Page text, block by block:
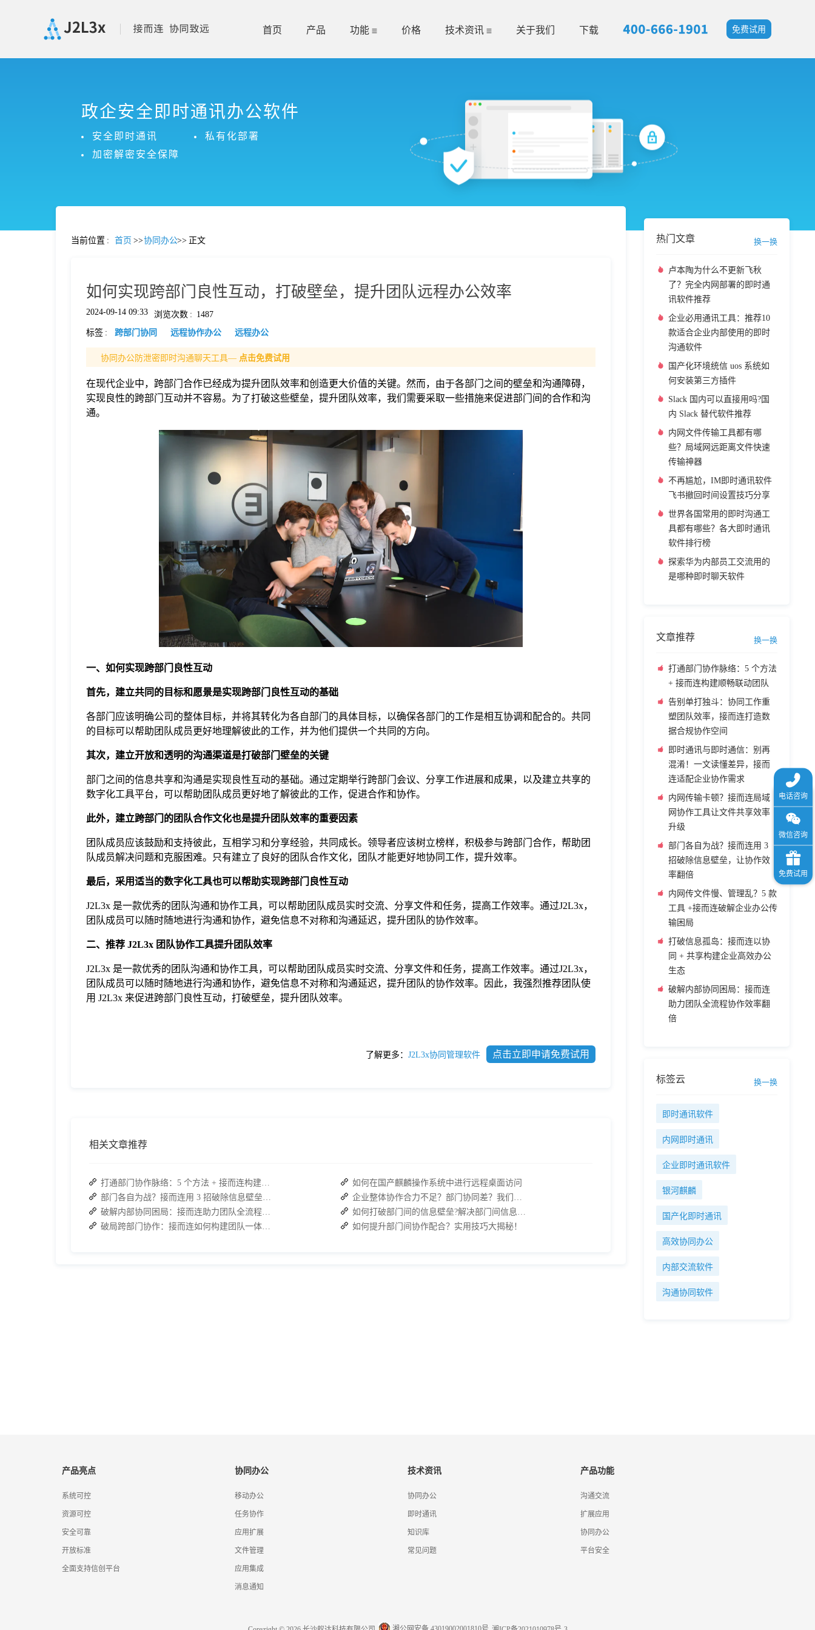
首页 产品 功能 价格 技术资讯 关于我们 下载 免费试用
政企安全即时通讯办公软件
安全即时通讯
私有化部署
加密解密安全保障
当前位置 : 首页 >>协同办公>> 正文
如何实现跨部门良性互动，打破壁垒，提升团队远程办公效率
2024-09-14 09:33 浏览次数 : 1487
标签 : 跨部门协同 远程协作办公 远程办公
协同办公防泄密即时沟通聊天工具— 点击免费试用
在现代企业中，跨部门合作已经成为提升团队效率和创造更大价值的关键。然而，由于各部门之间的壁垒和沟通障碍，
实现良性的跨部门互动并不容易。为了打破这些壁垒，提升团队效率，我们需要采取一些措施来促进部门间的合作和沟
通。
一、如何实现跨部门良性互动
首先，建立共同的目标和愿景是实现跨部门良性互动的基础
各部门应该明确公司的整体目标，并将其转化为各自部门的具体目标，以确保各部门的工作是相互协调和配合的。共同
的目标可以帮助团队成员更好地理解彼此的工作，并为他们提供一个共同的方向。
其次，建立开放和透明的沟通渠道是打破部门壁垒的关键
部门之间的信息共享和沟通是实现良性互动的基础。通过定期举行跨部门会议、分享工作进展和成果，以及建立共享的
数字化工具平台，可以帮助团队成员更好地了解彼此的工作，促进合作和协作。
此外，建立跨部门的团队合作文化也是提升团队效率的重要因素
团队成员应该鼓励和支持彼此，互相学习和分享经验，共同成长。领导者应该树立榜样，积极参与跨部门合作，帮助团
队成员解决问题和克服困难。只有建立了良好的团队合作文化，团队才能更好地协同工作，提升效率。
最后，采用适当的数字化工具也可以帮助实现跨部门良性互动
J2L3x 是一款优秀的团队沟通和协作工具，可以帮助团队成员实时交流、分享文件和任务，提高工作效率。通过J2L3x，
团队成员可以随时随地进行沟通和协作，避免信息不对称和沟通延迟，提升团队的协作效率。
二、推荐 J2L3x 团队协作工具提升团队效率
J2L3x 是一款优秀的团队沟通和协作工具，可以帮助团队成员实时交流、分享文件和任务，提高工作效率。通过J2L3x，
团队成员可以随时随地进行沟通和协作，避免信息不对称和沟通延迟，提升团队的协作效率。因此，我强烈推荐团队使
用 J2L3x 来促进跨部门良性互动，打破壁垒，提升团队效率。
了解更多： J2L3x协同管理软件 点击立即申请免费试用
相关文章推荐
如何在国产麒麟操作系统中进行远程桌面访问
如何提升部门间协作配合？实用技巧大揭秘！
热门文章 换一换
卢本陶为什么不更新飞秋
了？完全内网部署的即时通
讯软件推荐
企业必用通讯工具：推荐10
款适合企业内部使用的即时
沟通软件
国产化环境统信 uos 系统如
何安装第三方插件
Slack 国内可以直接用吗?国
内 Slack 替代软件推荐
内网文件传输工具都有哪
些？局域网远距离文件快速
传输神器
不再尴尬，IM即时通讯软件
飞书撤回时间设置技巧分享
世界各国常用的即时沟通工
具都有哪些？各大即时通讯
软件排行榜
探索华为内部员工交流用的
是哪种即时聊天软件
文章推荐 换一换
打通部门协作脉络：5 个方法
+ 接而连构建顺畅联动团队
告别单打独斗：协同工作重
塑团队效率，接而连打造数
据合规协作空间
即时通讯与即时通信：别再
混淆！一文读懂差异，接而
连适配企业协作需求
内网传输卡顿？接而连局域
网协作工具让文件共享效率
升级
部门各自为战？接而连用 3
招破除信息壁垒，让协作效
率翻倍
内网传文件慢、管理乱？5 款
工具 +接而连破解企业办公传
输困局
打破信息孤岛：接而连以协
同 + 共享构建企业高效办公
生态
破解内部协同困局：接而连
助力团队全流程协作效率翻
倍
标签云 换一换
即时通讯软件
内网即时通讯
企业即时通讯软件
银河麒麟
国产化即时通讯
高效协同办公
内部交流软件
沟通协同软件
产品亮点
系统可控
资源可控
安全可靠
开放标准
全面支持信创平台
协同办公
移动办公
任务协作
应用扩展
文件管理
应用集成
消息通知
技术资讯
协同办公
即时通讯
知识库
常见问题
产品功能
沟通交流
扩展应用
协同办公
平台安全